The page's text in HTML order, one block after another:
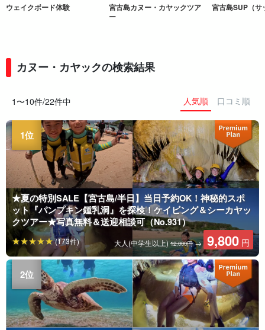
ウェイクボード体験
宮古島カヌー・カヤックツア
ー
宮古島SUP（サ
カヌー・カヤックの検索結果
1〜10件/22件中 人気順 口コミ順
★夏の特別SALE【宮古島/半日】当日予約OK！神秘的スポ
ット『パンプキン鍾乳洞』を探検！ケイビング＆シーカヤッ
クツアー★写真無料＆送迎相談可（No.931）
大人(中学生以上)12,000円→ 9,800 円
(173件)